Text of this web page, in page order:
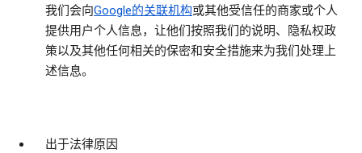
我们会向Google的关联机构或其他受信任的商家或个人
提供用户个人信息，让他们按照我们的说明、隐私权政
策以及其他任何相关的保密和安全措施来为我们处理上
述信息。
出于法律原因